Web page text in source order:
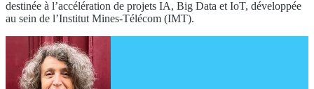
destinée à l’accélération de projets IA, Big Data et IoT, développée
au sein de l’Institut Mines-Télécom (IMT).